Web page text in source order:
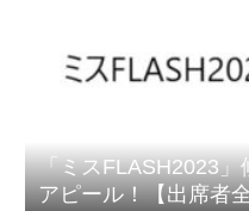
「ミスFLASH2023
アピール！【出席者